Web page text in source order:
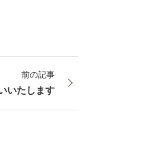
前の記事
いたします